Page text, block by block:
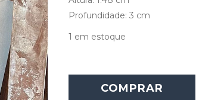
Profundidade: 3 cm
1 em estoque
COMPRAR